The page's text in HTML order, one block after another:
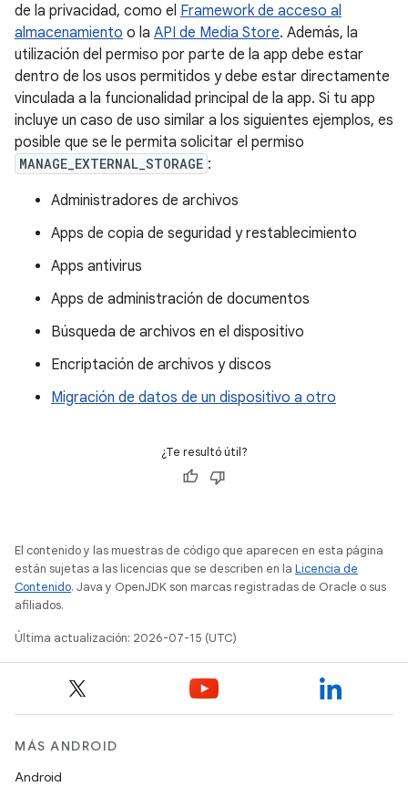
de la privacidad, como el Framework de acceso al
almacenamiento o la API de Media Store. Además, la
utilización del permiso por parte de la app debe estar
dentro de los usos permitidos y debe estar directamente
vinculada a la funcionalidad principal de la app. Si tu app
incluye un caso de uso similar a los siguientes ejemplos, es
posible que se le permita solicitar el permiso
MANAGE_EXTERNAL_STORAGE :
Administradores de archivos
Apps de copia de seguridad y restablecimiento
Apps antivirus
Apps de administración de documentos
Búsqueda de archivos en el dispositivo
Encriptación de archivos y discos
Migración de datos de un dispositivo a otro
¿Te resultó útil?
El contenido y las muestras de código que aparecen en esta página
están sujetas a las licencias que se describen en la Licencia de
Contenido. Java y OpenJDK son marcas registradas de Oracle o sus
afiliados.
Última actualización: 2026-07-15 (UTC)
MÁS ANDROID
Android